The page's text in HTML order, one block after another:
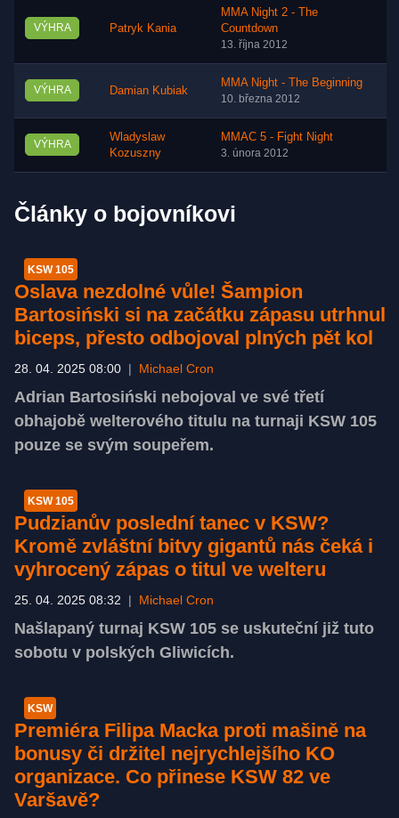
VÝHRA Patryk Kania
MMA Night 2 - The
Countdown
13. října 2012
VÝHRA Damian Kubiak
MMA Night - The Beginning
10. března 2012
VÝHRA
Wladyslaw
Kozuszny
MMAC 5 - Fight Night
3. února 2012
Články o bojovníkovi
KSW 105
Oslava nezdolné vůle! Šampion
Bartosiński si na začátku zápasu utrhnul
biceps, přesto odbojoval plných pět kol
28. 04. 2025 08:00 Michael Cron
Adrian Bartosiński nebojoval ve své třetí
obhajobě welterového titulu na turnaji KSW 105
pouze se svým soupeřem.
KSW 105
Pudzianův poslední tanec v KSW?
Kromě zvláštní bitvy gigantů nás čeká i
vyhrocený zápas o titul ve welteru
25. 04. 2025 08:32 Michael Cron
Našlapaný turnaj KSW 105 se uskuteční již tuto
sobotu v polských Gliwicích.
KSW
Premiéra Filipa Macka proti mašině na
bonusy či držitel nejrychlejšího KO
organizace. Co přinese KSW 82 ve
Varšavě?